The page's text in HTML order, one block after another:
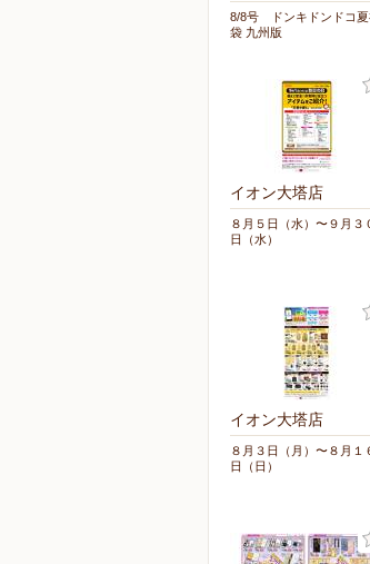
8/8号 ドンキドンドコ
袋 九州版
イオン大塔店
８月５日（水）〜９月３
日（水）
イオン大塔店
８月３日（月）〜８月１
日（日）